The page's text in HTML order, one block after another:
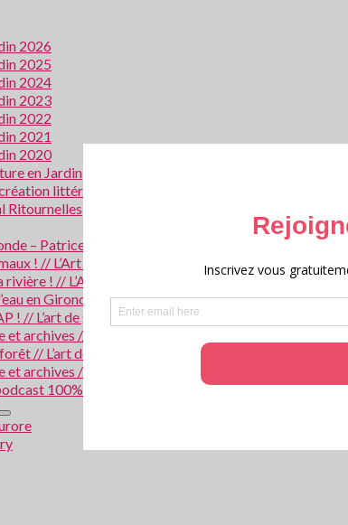
2026
2025
2024
2023
2022
2021
2020
en Jardin
littéraire transversale
Ritournelles
– Patrice Cablat // Création littéraire et Archives
! // L’Art de grandir 2026
! // L’Art de grandir 2025
en Gironde // Création littéraire et archives 2025
! // L’art de grandir 2024
archives // Villes en Gironde au Moyen-Âge 2024
// L’art de grandir 2023
archives / La police scientifique 2023
100% littéraire